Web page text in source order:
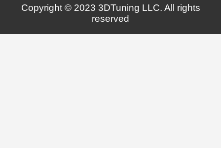
Copyright © 2023 3DTuning LLC. All rights
reserved